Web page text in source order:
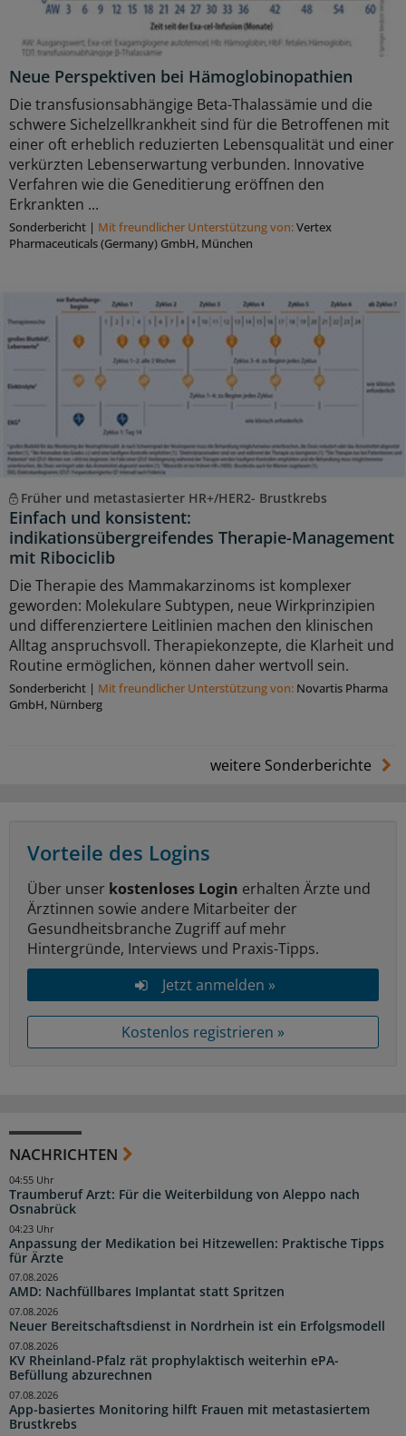
Neue Perspektiven bei Hämoglobinopathien
Die transfusionsabhängige Beta-Thalassämie und die
schwere Sichelzellkrankheit sind für die Betroffenen mit
einer oft erheblich reduzierten Lebensqualität und einer
verkürzten Lebenserwartung verbunden. Innovative
Verfahren wie die Geneditierung eröffnen den
Erkrankten ...
Sonderbericht | Mit freundlicher Unterstützung von:Vertex
Pharmaceuticals (Germany) GmbH, München
Früher und metastasierter HR+/HER2- Brustkrebs
Einfach und konsistent:
indikationsübergreifendes Therapie-Management
mit Ribociclib
Die Therapie des Mammakarzinoms ist komplexer
geworden: Molekulare Subtypen, neue Wirkprinzipien
und differenziertere Leitlinien machen den klinischen
Alltag anspruchsvoll. Therapiekonzepte, die Klarheit und
Routine ermöglichen, können daher wertvoll sein.
Sonderbericht | Mit freundlicher Unterstützung von: Novartis Pharma
GmbH, Nürnberg
weitere Sonderberichte
Vorteile des Logins
Über unser kostenloses Login erhalten Ärzte und
Ärztinnen sowie andere Mitarbeiter der
Gesundheitsbranche Zugriff auf mehr
Hintergründe, Interviews und Praxis-Tipps.
Jetzt anmelden »
Kostenlos registrieren »
NACHRICHTEN
Traumberuf Arzt: Für die Weiterbildung von Aleppo nach
Osnabrück
04:55 Uhr
Anpassung der Medikation bei Hitzewellen: Praktische Tipps
für Ärzte
04:23 Uhr
AMD: Nachfüllbares Implantat statt Spritzen
07.08.2026
Neuer Bereitschaftsdienst in Nordrhein ist ein Erfolgsmodell
07.08.2026
KV Rheinland-Pfalz rät prophylaktisch weiterhin ePA-
Befüllung abzurechnen
07.08.2026
App-basiertes Monitoring hilft Frauen mit metastasiertem
Brustkrebs
07.08.2026